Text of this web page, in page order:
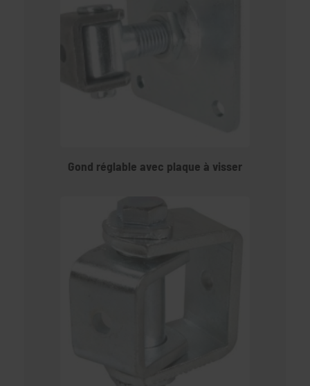
Gond réglable avec plaque à visser